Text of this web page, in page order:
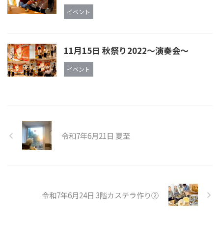
イベント
11月15日 秋祭り2022～演奏会～
イベント
令和7年6月21日 夏至
令和7年6月24日 3階カステラ作り②